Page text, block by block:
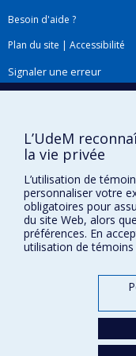
(serious
En tant que
ethniques
bien
de
sociaux. Je
échelle
Besoin d'aide ?
Plan du site | Accessibilité
Signaler une erreur
Téléchargez les logos de
Conditions d’utilisation
L’UdeM
la vie privée
L’utilisation de
personnaliser votre
obligatoires pour
du site Web, alors
préférences. En
utilisation de